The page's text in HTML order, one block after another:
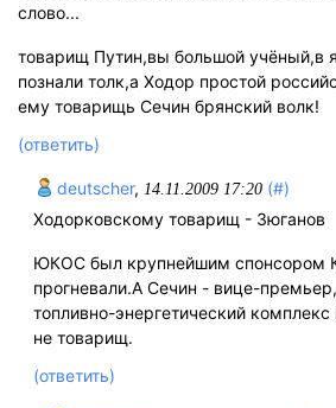
слово...
товарищ Путин,вы большой учёный,в
познали толк,а Ходор простой
ему товарищь Сечин брянский волк!
(ответить)
deutscher, 14.11.2009 17:20 (#)
Ходорковскому товарищ - Зюганов
ЮКОС был крупнейшим спонсором
прогневaли.А Сечин - вице-
топливно-энергетический
не товарищ.
(ответить)